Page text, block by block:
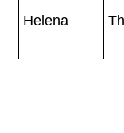
Helena